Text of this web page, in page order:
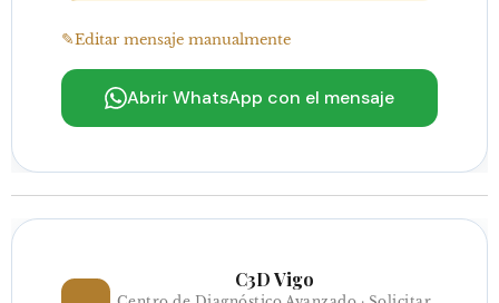
Editar mensaje manualmente
Abrir WhatsApp con el mensaje
C3D Vigo